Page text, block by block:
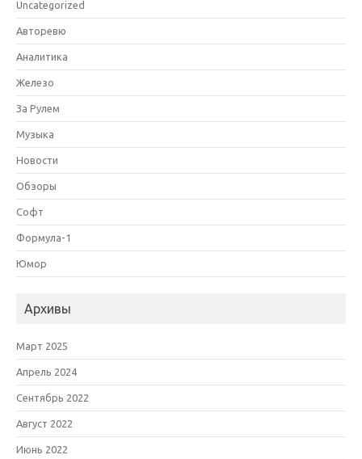
Uncategorized
Авторевю
Аналитика
Железо
За Рулем
Музыка
Новости
Обзоры
Софт
Формула-1
Юмор
Архивы
Март 2025
Апрель 2024
Сентябрь 2022
Август 2022
Июнь 2022